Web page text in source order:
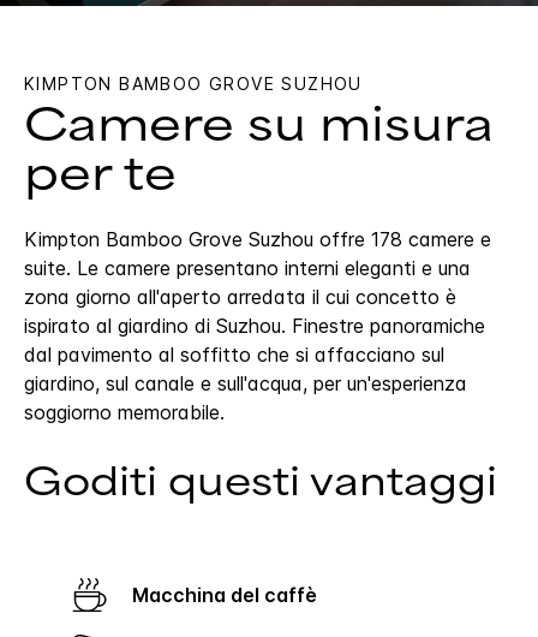
KIMPTON BAMBOO GROVE SUZHOU
Camere su misura
per te
Kimpton Bamboo Grove Suzhou offre 178 camere e
suite. Le camere presentano interni eleganti e una
zona giorno all'aperto arredata il cui concetto è
ispirato al giardino di Suzhou. Finestre panoramiche
dal pavimento al soffitto che si affacciano sul
giardino, sul canale e sull'acqua, per un'esperienza
soggiorno memorabile.
Goditi questi vantaggi
Macchina del caffè